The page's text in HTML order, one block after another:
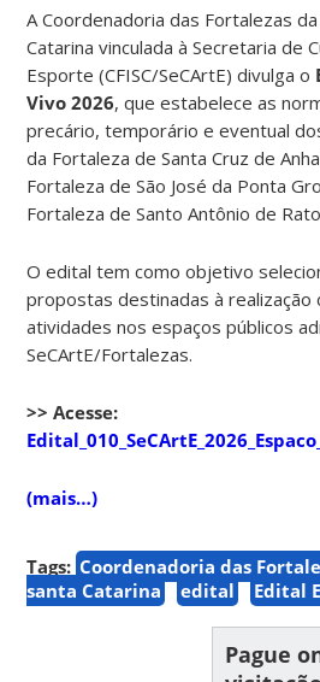
A Coordenadoria das Fortalezas
Catarina vinculada à Secretaria de
Esporte (CFISC/SeCArtE) divulga o
Vivo 2026, que estabelece as
precário, temporário e eventual
da Fortaleza de Santa Cruz de
Fortaleza de São José da Ponta
Fortaleza de Santo Antônio de
O edital tem como objetivo
propostas destinadas à realização
atividades nos espaços públicos
SeCArtE/Fortalezas.
>> Acesse:
(mais…)
Tags: Coordenadoria das
santa Catarina
edital Edital
Pague